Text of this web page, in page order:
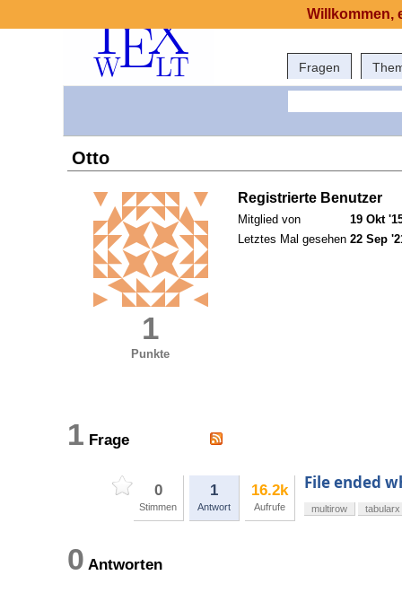
Fragen
Otto
1
Punkte
Registrierte Benutzer
Mitglied von
19 Okt
Letztes Mal gesehen 22 Sep
1 Frage
0
Stimmen
1
Antwort
16.2k
Aufrufe
File ended
multirow tabularx
0 Antworten
Willkommen,